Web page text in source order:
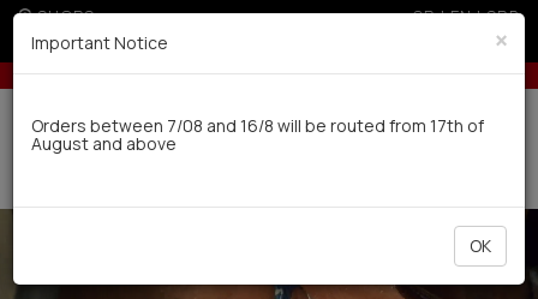
SHOPS GR|EN|SRB
Up to 6 interest-free installments with
for non EU (sale season)
Delivery in 7-9 working days via UPS
×
Important Notice
Orders between 7/08 and 16/8 will be routed from 17th of
August and above
OK